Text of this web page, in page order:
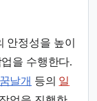
안정성을 높이
을 수행한다.
꿈날개 등의 일